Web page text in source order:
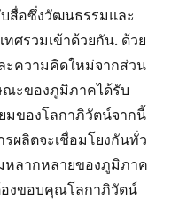
สื่อซึ่งวัฒนธรรมและ
ศรวมเข้าด้วยกัน. ด้วย
ะความคิดใหม่จากส่วน
ะของภูมิภาคได้รับ
ของโลกาภิวัตน์จากนี้
ผลิตจะเชื่อมโยงกันทั่ว
หลากหลายของภูมิภาค
งขอบคุณโลกาภิวัตน์